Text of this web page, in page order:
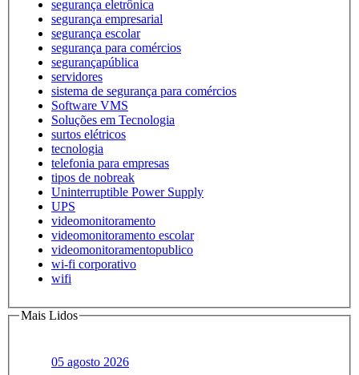
segurança eletrônica
segurança empresarial
segurança escolar
segurança para comércios
segurançapública
servidores
sistema de segurança para comércios
Software VMS
Soluções em Tecnologia
surtos elétricos
tecnologia
telefonia para empresas
tipos de nobreak
Uninterruptible Power Supply
UPS
videomonitoramento
videomonitoramento escolar
videomonitoramentopublico
wi-fi corporativo
wifi
Mais Lidos
05 agosto 2026